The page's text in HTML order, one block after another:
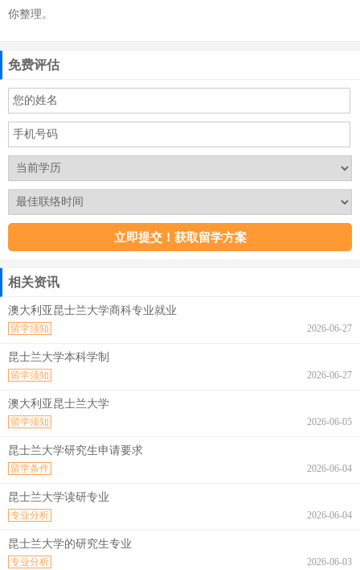
你整理。
免费评估
相关资讯
澳大利亚昆士兰大学商科专业就业
2026-06-27
留学须知
昆士兰大学本科学制
2026-06-27
留学须知
澳大利亚昆士兰大学
2026-06-05
留学须知
昆士兰大学研究生申请要求
2026-06-04
留学条件
昆士兰大学读研专业
2026-06-04
专业分析
昆士兰大学的研究生专业
2026-06-03
专业分析